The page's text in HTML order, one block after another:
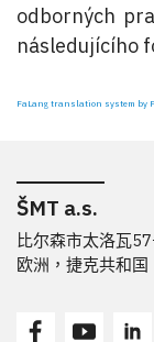
odborných
následujícího
FaLang translation system by
ŠMT a.s.
比尔森市太洛瓦
欧洲，捷克共和国